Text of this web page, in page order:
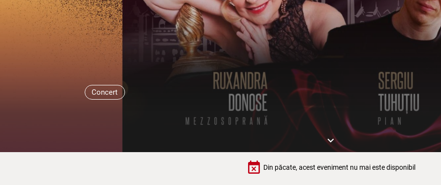
Concert
keyboard_arrow_down
event_busy Din păcate, acest eveniment nu mai este disponibil